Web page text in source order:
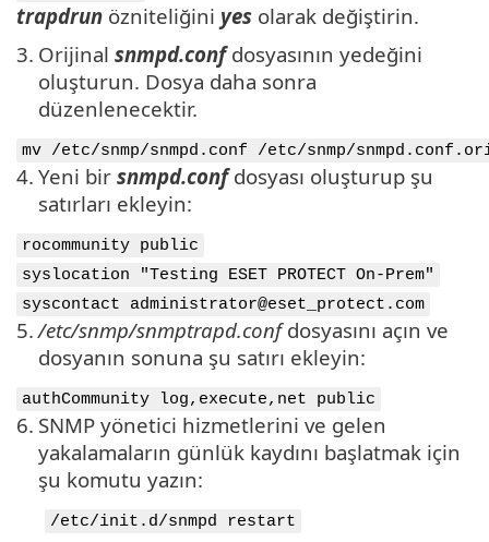
trapdrun özniteliğini yes olarak değiştirin.
3. Orijinal snmpd.confdosyasının yedeğini
oluşturun. Dosya daha sonra
düzenlenecektir.
mv /etc/snmp/snmpd.conf /etc/snmp/
4. Yeni bir snmpd.confdosyası oluşturup şu
satırları ekleyin:
rocommunity public
syslocation "Testing ESET PROTECT On-Prem"
syscontact administrator@eset_protect.com
5. /etc/snmp/snmptrapd.confdosyasını açın ve
dosyanın sonuna şu satırı ekleyin:
authCommunity log,execute,net public
6. SNMP yönetici hizmetlerini ve gelen
yakalamaların günlük kaydını başlatmak için
şu komutu yazın:
/etc/init.d/snmpd restart